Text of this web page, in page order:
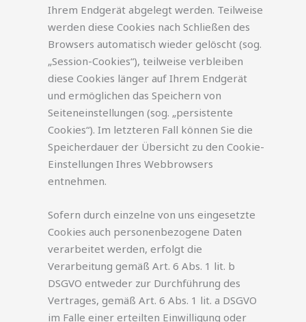
Ihrem Endgerät abgelegt werden. Teilweise
werden diese Cookies nach Schließen des
Browsers automatisch wieder gelöscht (sog.
„Session-Cookies“), teilweise verbleiben
diese Cookies länger auf Ihrem Endgerät
und ermöglichen das Speichern von
Seiteneinstellungen (sog. „persistente
Cookies“). Im letzteren Fall können Sie die
Speicherdauer der Übersicht zu den Cookie-
Einstellungen Ihres Webbrowsers
entnehmen.
Sofern durch einzelne von uns eingesetzte
Cookies auch personenbezogene Daten
verarbeitet werden, erfolgt die
Verarbeitung gemäß Art. 6 Abs. 1 lit. b
DSGVO entweder zur Durchführung des
Vertrages, gemäß Art. 6 Abs. 1 lit. a DSGVO
im Falle einer erteilten Einwilligung oder